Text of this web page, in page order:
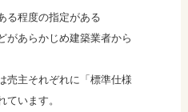
る程度の指定がある
があらかじめ建築業者から
売主それぞれに「標準仕様
ています。